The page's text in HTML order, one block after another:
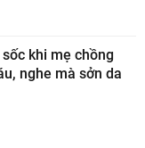
khi mẹ chồng
nghe mà sởn da